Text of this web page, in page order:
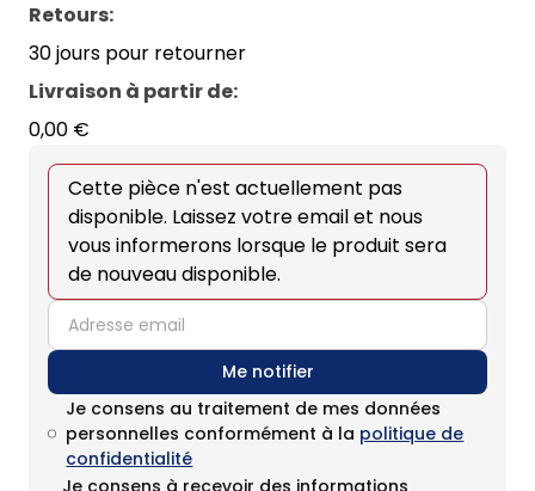
Retours:
30 jours pour retourner
Livraison à partir de:
0,00 €
Cette pièce n'est actuellement pas
disponible. Laissez votre email et nous
vous informerons lorsque le produit sera
de nouveau disponible.
email
Me notifier
Je consens au traitement de mes données
personnelles conformément à la politique de
confidentialité